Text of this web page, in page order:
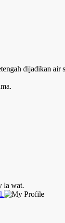
dijadikan air
la wat.